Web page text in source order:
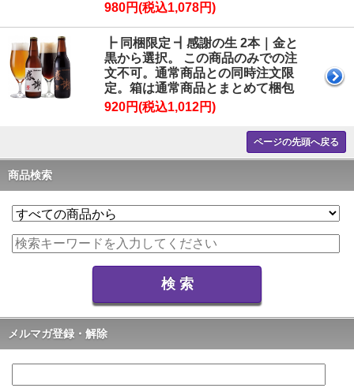
980円(税込1,078円)
┣ 同梱限定 ┫感謝の生 2本｜金と
黒から選択。 この商品のみでの注
文不可。通常商品との同時注文限
定。箱は通常商品とまとめて梱包
920円(税込1,012円)
ページの先頭へ戻る
商品検索
メルマガ登録・解除